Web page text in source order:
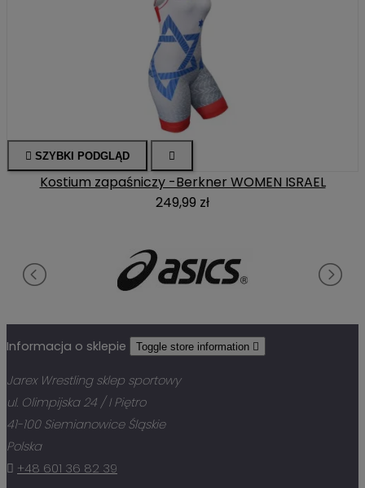
 SZYBKI PODGLĄD 
Kostium zapaśniczy -Berkner WOMEN ISRAEL
249,99 zł
Informacja o sklepie Toggle store information 
Jarex Wrestling sklep sportowy
ul. Olimpijska 24 / I Piętro
41-100 Siemianowice Śląskie
Polska
 +48 601 36 82 39